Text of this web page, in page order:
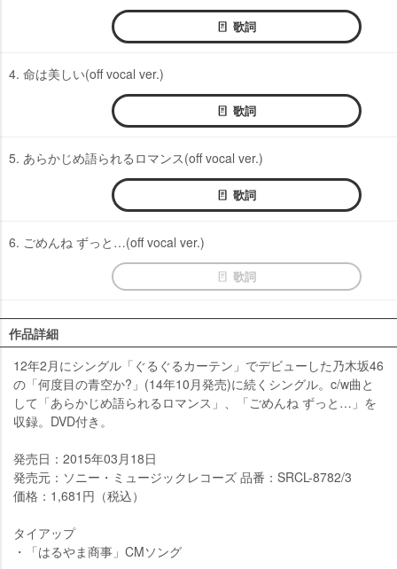
歌詞
4. 命は美しい(off vocal ver.)
歌詞
5. あらかじめ語られるロマンス(off vocal ver.)
歌詞
6. ごめんね ずっと…(off vocal ver.)
歌詞
作品詳細
12年2月にシングル「ぐるぐるカーテン」でデビューした乃木坂46
の「何度目の青空か?」(14年10月発売)に続くシングル。c/w曲と
して「あらかじめ語られるロマンス」、「ごめんね ずっと…」を
収録。DVD付き。
発売日：2015年03月18日
発売元：ソニー・ミュージックレコーズ 品番：SRCL-8782/3
価格：1,681円（税込）
タイアップ
・「はるやま商事」CMソング